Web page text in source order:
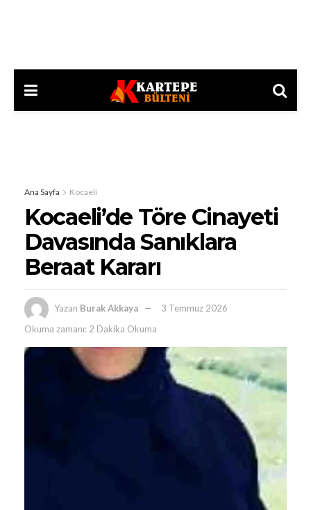
Ana Sayfa Kocaeli
Kocaeli’de Töre Cinayeti
Davasında Sanıklara
Beraat Kararı
Yazan Burak Akkaya
3 Temmuz 2026
Okuma zamanı: 2 Dakika Okuma